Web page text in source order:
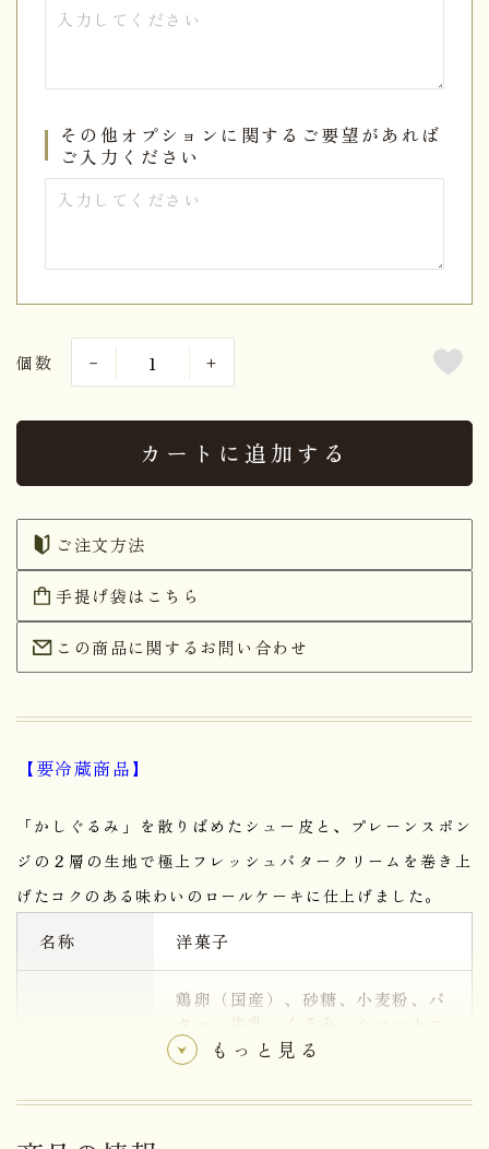
その他オプションに関するご要望があれば
ご入力ください
個数
カートに追加する
ご注文方法
手提げ袋はこちら
この商品に関するお問い合わせ
【要冷蔵商品】
「かしぐるみ」を散りばめたシュー皮と、プレーンスポン
ジの２層の生地で極上フレッシュバタークリームを巻き上
げたコクのある味わいのロールケーキに仕上げました。
名称 洋菓子
原材料名
鶏卵（国産）、砂糖、小麦粉、バ
ター、牛乳、くるみ、ショートニ
ング、葛粉、蜂蜜、アーモンド、
加糖卵黄、卵黄粉末、ラム酒、コ
ーンスターチ、食塩／乳化剤、ク
もっと見る